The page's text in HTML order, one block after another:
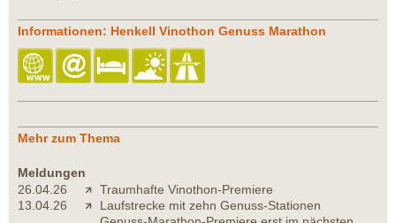
Informationen: Henkell Vinothon Genuss Marathon
Mehr zum Thema
Meldungen
26.04.26
Traumhafte Vinothon-Premiere
13.04.26
Laufstrecke mit zehn Genuss-Stationen